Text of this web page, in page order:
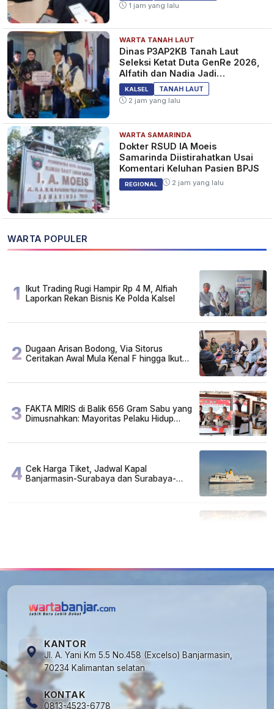
1 jam yang lalu
WARTA TANAH LAUT
Dinas P3AP2KB Tanah Laut
Seleksi Ketat Duta GenRe 2026,
Alfatih dan Nadia Jadi
Pemenang
KALSEL
TANAH LAUT
2 jam yang lalu
WARTA SAMARINDA
Dokter RSUD IA Moeis
Samarinda Diistirahatkan Usai
Komentari Keluhan Pasien BPJS
REGIONAL 2 jam yang lalu
WARTA POPULER
1
Ikut Trading Rugi Hampir Rp 4 M, Alfiah
Laporkan Rekan Bisnis Ke Polda Kalsel
2 Dugaan Arisan Bodong, Via Sitorus
Ceritakan Awal Mula Kenal F hingga Ikut
3 FAKTA MIRIS di Balik 656 Gram Sabu yang
Dimusnahkan: Mayoritas Pelaku Hidup
4 Cek Harga Tiket, Jadwal Kapal
Banjarmasin-Surabaya dan Surabaya-
KANTOR
Jl. A. Yani Km 5.5 No.458 (Excelso) Banjarmasin,
70234 Kalimantan selatan
KONTAK
0813-4523-6778